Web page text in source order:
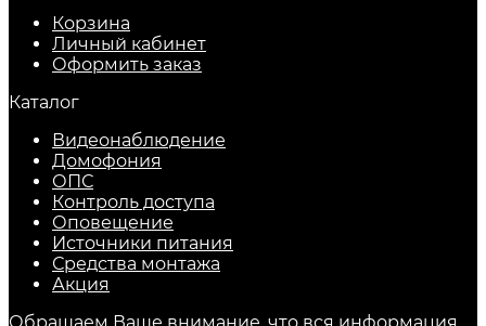
Корзина
Личный кабинет
Оформить заказ
Каталог
Видеонаблюдение
Домофония
ОПС
Контроль доступа
Оповещение
Источники питания
Средства монтажа
Акция